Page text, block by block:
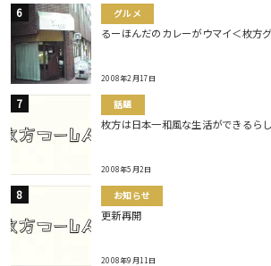
グルメ
るーほんだのカレーがウマイ＜枚方
2008年2月17日
話題
枚方は日本一和風な生活ができるら
2008年5月2日
お知らせ
更新再開
2008年9月11日